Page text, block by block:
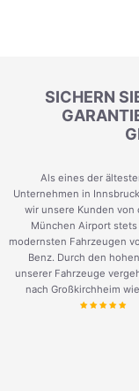
SICHERN
Als eines der
Unternehmen in
wir unsere Kunden von
München Airport
modernsten Fahrzeugen
Benz. Durch den
unserer Fahrzeuge
nach Großkirchheim